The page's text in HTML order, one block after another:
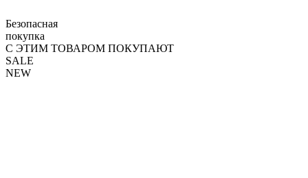
Безопасная
покупка
С ЭТИМ ТОВАРОМ ПОКУПАЮТ
SALE
NEW